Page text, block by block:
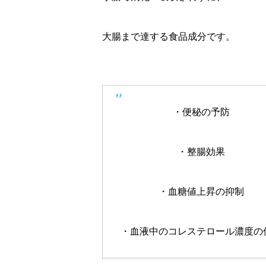
大腸まで達する食品成分です。
・便秘の予防
・整腸効果
・血糖値上昇の抑制
・血液中のコレステロール濃度の